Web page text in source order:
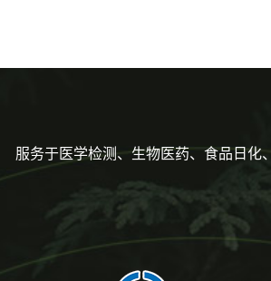
服务于医学检测、生物医药、食品日化